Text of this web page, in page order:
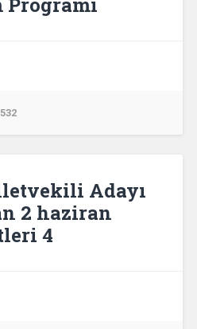
Programı
532
Adayı
2 haziran
4